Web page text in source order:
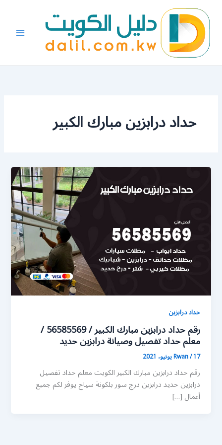
المحتوى
حداد درابزين مبارك الكبير
حداد درابزين
رقم حداد درابزين مبارك الكبير / 56585569 /
معلم حداد تفصيل وصيانة درابزين حديد
Rwan/17 يونيو، 2021
رقم حداد درابزين مبارك الكبير الكويت معلم حداد تفصيل
درابزين حديد درابزين درج سور بلكونة سياج يوفر لكم جميع
أعمال […]